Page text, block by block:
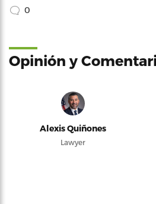
0
Opinión y
Alexis Quiñones
Lawyer